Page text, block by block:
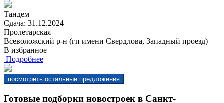
Тандем
Сдача: 31.12.2024
Пролетарская
Всеволожский р-н (гп имени Свердлова, Западный проезд)
В избранное
Подробнее
Готовые подборки новостроек в Санкт-